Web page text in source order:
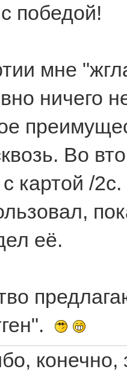
победой!
мне
ничего
Во
картой /
её.